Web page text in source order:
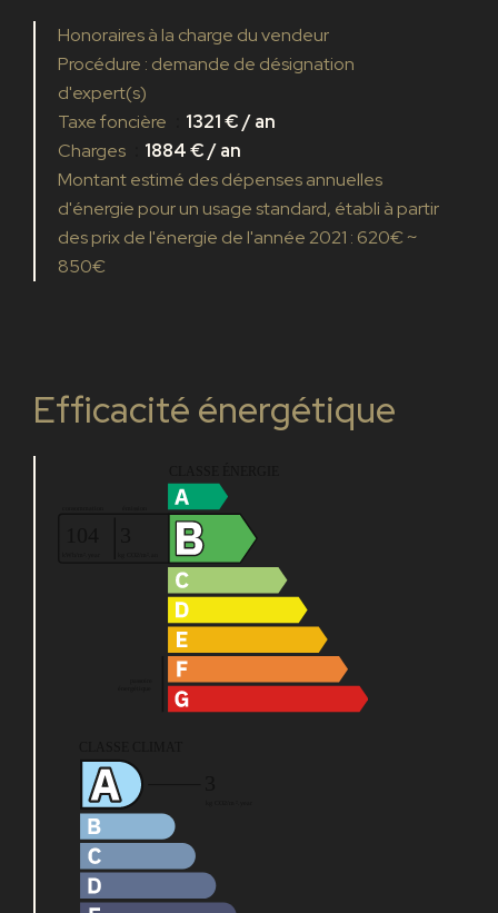
Honoraires à la charge du vendeur
Procédure : demande de désignation
d'expert(s)
Taxe foncière
1321 € / an
Charges
1884 € / an
Montant estimé des dépenses annuelles
d'énergie pour un usage standard, établi à partir
des prix de l'énergie de l'année 2021 : 620€ ~
850€
Efficacité énergétique